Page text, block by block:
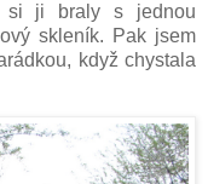
si ji braly s jednou
skleník. Pak jsem
když chystala